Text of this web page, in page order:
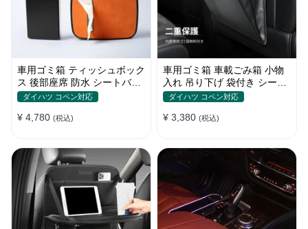
車用ゴミ箱 ティッシュボック
ス 後部座席 防水 シートバッ
クポケット 便利グッズ 車用
ダイハツ コペン対応
¥ 4,780 (税込)
車用ゴミ箱 車載ごみ箱 小物
入れ 吊り下げ 袋付き シート
バックポケット 後部座席収納
ダイハツ コペン対応
¥ 3,380 (税込)